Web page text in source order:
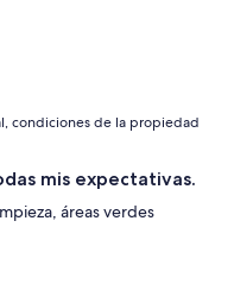
condiciones de la propiedad
mis expectativas.
áreas verdes